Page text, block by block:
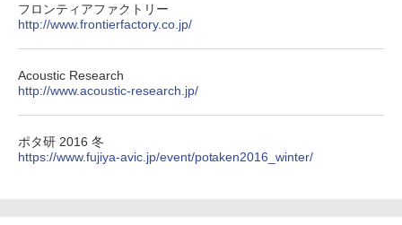
フロンティアファクトリー
http://www.frontierfactory.co.jp/
Acoustic Research
http://www.acoustic-research.jp/
ポタ研 2016 冬
https://www.fujiya-avic.jp/event/potaken2016_winter/